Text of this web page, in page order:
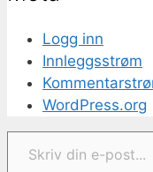
Logg inn
Innleggsstrøm
WordPress.org
Skriv din e-post...